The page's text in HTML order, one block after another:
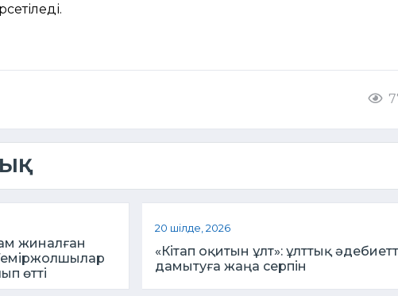
жиналған
өтті
20 шілде, 2026
«Кітап оқитын ұлт»: ұлттық
дамытуға жаңа серпін